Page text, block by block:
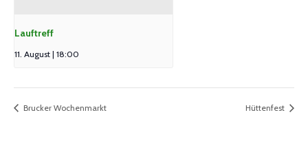
Lauftreff
11. August | 18:00
Brucker Wochenmarkt Hüttenfest